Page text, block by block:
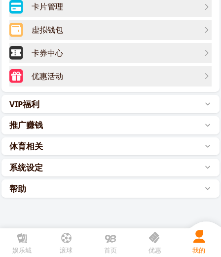
VIP福利
推广赚钱
体育相关
系统设定
帮助
娱乐城 滚球 优惠 我的